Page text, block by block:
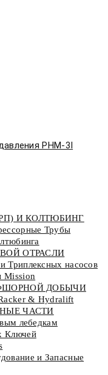
PHM-3I
И КОЛТЮБИНГ
Трубы
ОТРАСЛИ
Триплексных насосов
Mission
ДОБЫЧИ
& Hydralift
ЧАСТИ
лебедкам
Ключей
и Запасные